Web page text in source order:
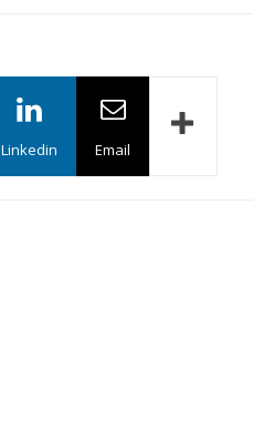
Linkedin Email